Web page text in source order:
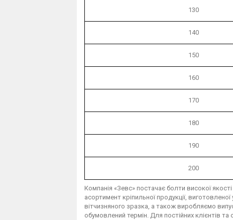
130
140
150
160
170
180
190
200
Компанія «Зевс» постачає болти високої
асортимент кріпильної продукції,
вітчизняного зразка, а також виробляємо
обумовлений термін. Для постійних клієнтів